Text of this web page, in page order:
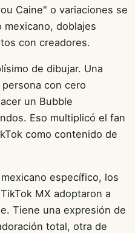
Caine" o variaciones se
mexicano, doblajes
con creadores.
de dibujar. Una
con cero
un Bubble
Eso multiplicó el fan
como contenido de
específico, los
MX adoptaron a
Tiene una expresión de
total, otra de